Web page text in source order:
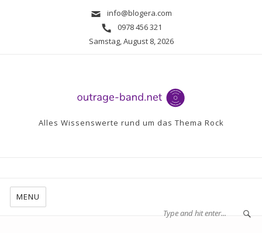
info@blogera.com
0978 456 321
Samstag, August 8, 2026
Alles Wissenswerte rund um das Thema Rock
MENU